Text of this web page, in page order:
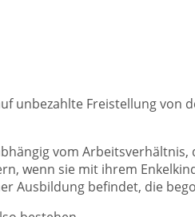
Freistellung von
vom
wenn sie mit ihrem
Ausbildung befindet, die